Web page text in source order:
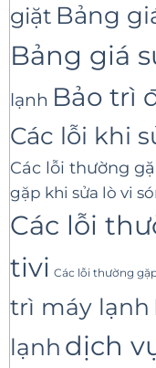
giặt Bảng
Bảng giá
lạnh Bảo trì
Các lỗi khi
Các lỗi thường
gặp khi sửa lò vi
Các lỗi
tivi Các lỗi thường
trì máy lạnh
lạnh dịch